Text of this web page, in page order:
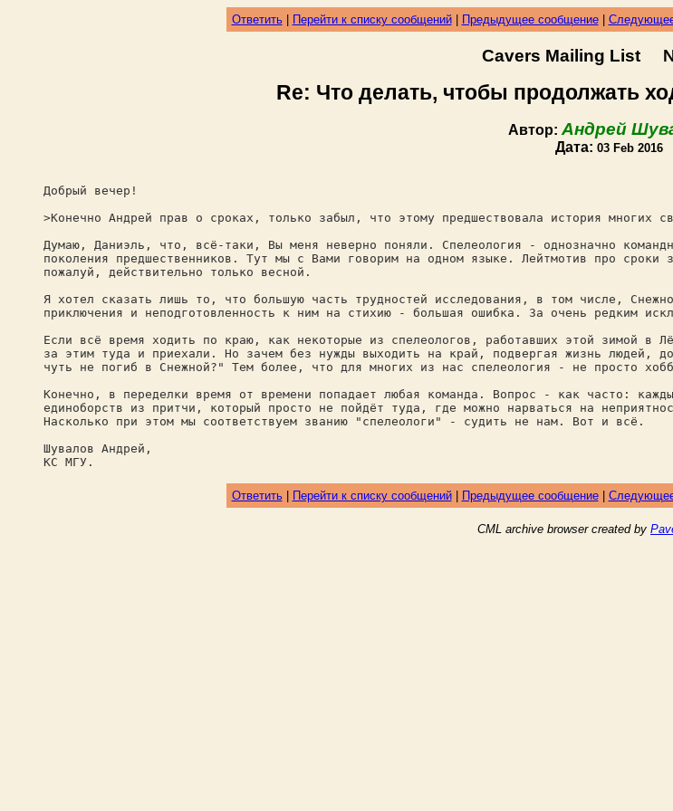
Ответить| Перейти к списку сообщений| Предыдущее сообщение|
Cavers Mailing List
Re: Что делать, чтобы продолжать
Автор: Андрей
Дата: 03 Feb 2016
Добрый вечер!
>Конечно Андрей прав о сроках, только забыл, что этому предшествовала история многих
Думаю, Даниэль, что, всё-таки, Вы меня неверно поняли. Спелеология - однозначно
поколения предшественников. Тут мы с Вами говорим на одном языке. Лейтмотив про
пожалуй, действительно только весной.
Я хотел сказать лишь то, что большую часть трудностей исследования, в том числе,
приключения и неподготовленность к ним на стихию - большая ошибка. За очень редким
Если всё время ходить по краю, как некоторые из спелеологов, работавших этой зимой в
за этим туда и приехали. Но зачем без нужды выходить на край, подвергая жизнь людей,
чуть не погиб в Снежной?" Тем более, что для многих из нас спелеология - не просто
Конечно, в переделки время от времени попадает любая команда. Вопрос - как часто:
единоборств из притчи, который просто не пойдёт туда, где можно нарваться на
Насколько при этом мы соответствуем званию "спелеологи" - судить не нам. Вот и всё.
Шувалов Андрей,
КС МГУ.
Ответить| Перейти к списку сообщений| Предыдущее сообщение|
CML archive browser created by